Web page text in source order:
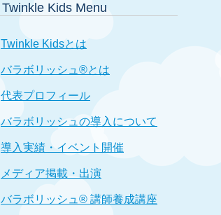
Twinkle Kids Menu
Twinkle Kidsとは
バラボリッシュ®とは
代表プロフィール
バラボリッシュの導入について
導入実績・イベント開催
メディア掲載・出演
バラボリッシュ® 講師養成講座